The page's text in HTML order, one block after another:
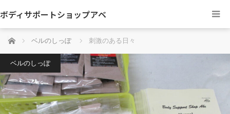
ボディサポートショップアベ
ホーム ベルのしっぽ 刺激のある日々
ベルのしっぽ